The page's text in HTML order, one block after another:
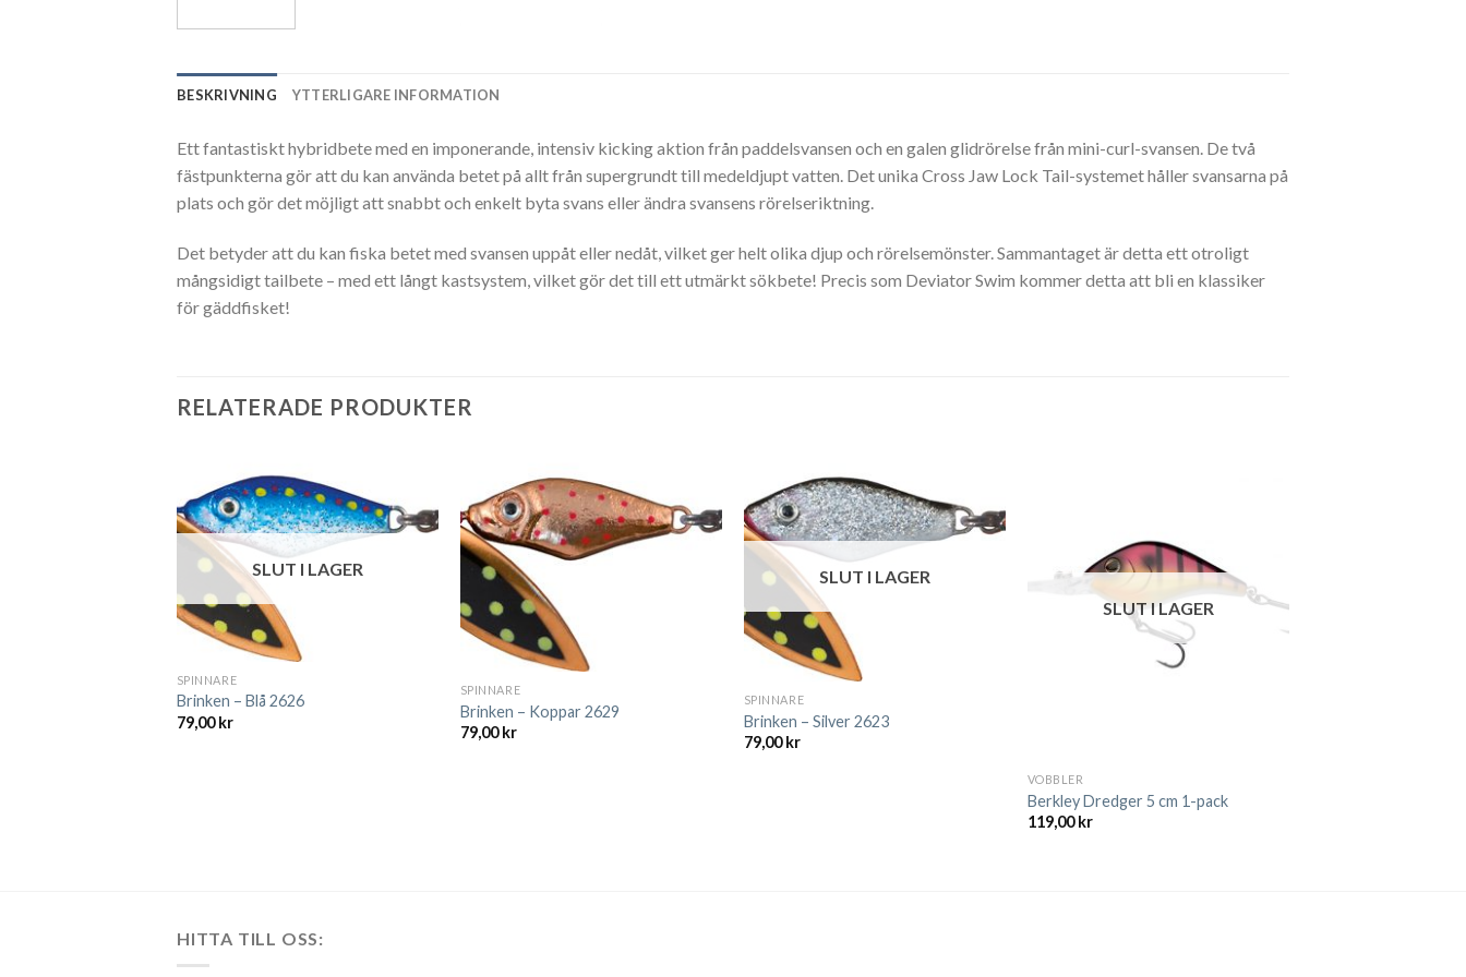
BESKRIVNING YTTERLIGARE INFORMATION
Ett fantastiskt hybridbete med en imponerande, intensiv kicking aktion från paddelsvansen och en galen glidrörelse från mini-curl-svansen. De två
fästpunkterna gör att du kan använda betet på allt från supergrundt till medeldjupt vatten. Det unika Cross Jaw Lock Tail-systemet håller svansarna på
plats och gör det möjligt att snabbt och enkelt byta svans eller ändra svansens rörelseriktning.
Det betyder att du kan fiska betet med svansen uppåt eller nedåt, vilket ger helt olika djup och rörelsemönster. Sammantaget är detta ett otroligt
mångsidigt tailbete – med ett långt kastsystem, vilket gör det till ett utmärkt sökbete! Precis som Deviator Swim kommer detta att bli en klassiker
för gäddfisket!
RELATERADE PRODUKTER
SLUT I LAGER
SPINNARE
Brinken – Blå 2626
79,00kr
SPINNARE
Brinken – Koppar 2629
79,00kr
SLUT I LAGER
SPINNARE
Brinken – Silver 2623
79,00kr
SLUT I LAGER
VOBBLER
Berkley Dredger 5 cm 1-pack
119,00kr
HITTA TILL OSS: